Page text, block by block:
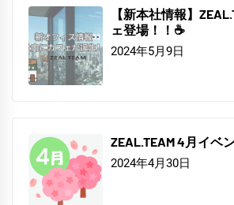
【新本社情報】
ェ登場！！☕
2024年5月9日
ZEAL.TEAM 4月イベ
2024年4月30日